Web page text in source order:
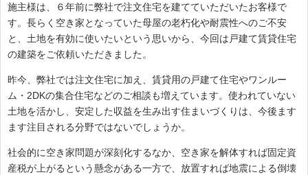
施主様は、６年前に弊社で注文住宅を建てていただいたお客様で
す。長らく空き家となっていた母屋の老朽化や耐震性へのご不安
と、土地を有効に使いたいという思いから、今回は戸建て賃貸住宅
の建築をご依頼いただきました。
昨今、弊社では注文住宅に加え、賃貸用の戸建て住宅やワンルー
ム・2DKの集合住宅などのご相談も増えています。使われていない
土地を活かし、安定した収益を生み出す住まいづくりは、今後ます
ます注目される分野ではないでしょうか。
社会的に空き家問題が深刻化するなか、空き家を解体すれば固定資
産税が上がるという懸念がある一方で、放置すれば地震による倒壊